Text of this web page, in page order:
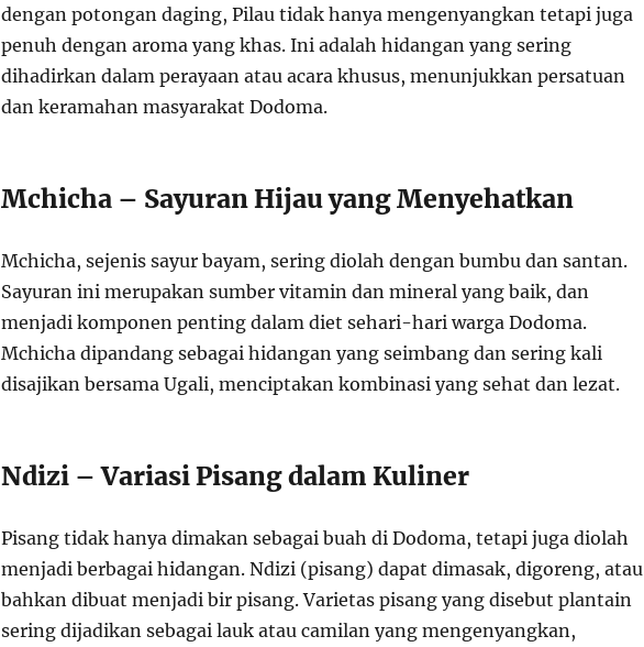
dengan potongan daging, Pilau tidak hanya mengenyangkan tetapi juga
penuh dengan aroma yang khas. Ini adalah hidangan yang sering
dihadirkan dalam perayaan atau acara khusus, menunjukkan persatuan
dan keramahan masyarakat Dodoma.
Mchicha – Sayuran Hijau yang Menyehatkan
Mchicha, sejenis sayur bayam, sering diolah dengan bumbu dan santan.
Sayuran ini merupakan sumber vitamin dan mineral yang baik, dan
menjadi komponen penting dalam diet sehari-hari warga Dodoma.
Mchicha dipandang sebagai hidangan yang seimbang dan sering kali
disajikan bersama Ugali, menciptakan kombinasi yang sehat dan lezat.
Ndizi – Variasi Pisang dalam Kuliner
Pisang tidak hanya dimakan sebagai buah di Dodoma, tetapi juga diolah
menjadi berbagai hidangan. Ndizi (pisang) dapat dimasak, digoreng, atau
bahkan dibuat menjadi bir pisang. Varietas pisang yang disebut plantain
sering dijadikan sebagai lauk atau camilan yang mengenyangkan,